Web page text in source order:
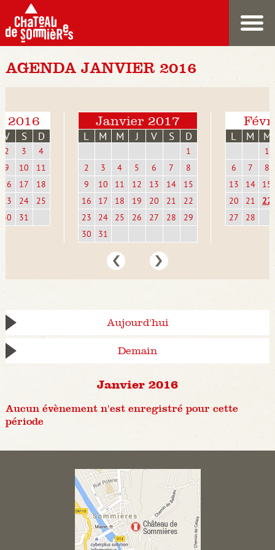
AGENDA JANVIER 2016
2016
V S D
2 3
4
9
10
11
16
17
18
23
24
25
30
31
Janvier 2017
L M M J V S D
1
2
3 4 5 6 7
8
9
10 11 12 13 14
15
16
17 18 19 20 21
22
23
24 25 26 27 28
29
30
31
L M M
1
6
7
8
13
14
15
20
21
22
27
28
Aujourd'hui
Demain
Janvier 2016
Aucun évènement n'est enregistré pour cette
période